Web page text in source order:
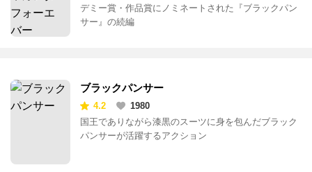
デミー賞・作品賞にノミネートされた『ブラックパン
サー』の続編
ブラックパンサー
4.2
1980
国王でありながら漆黒のスーツに身を包んだブラック
パンサーが活躍するアクション